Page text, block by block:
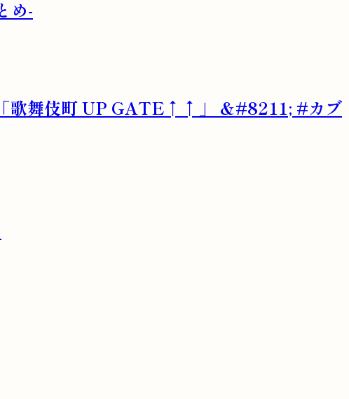
め-
歌舞伎町 UP GATE↑↑」 &#8211; #カブ